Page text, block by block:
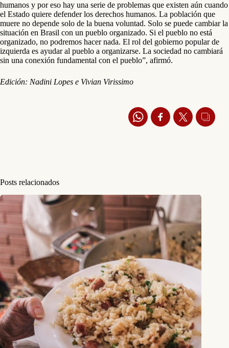
humanos y por eso hay una serie de problemas que existen aún cuando
el Estado quiere defender los derechos humanos. La población que
muere no depende solo de la buena voluntad. Solo se puede cambiar la
situación en Brasil con un pueblo organizado. Si el pueblo no está
organizado, no podremos hacer nada. El rol del gobierno popular de
izquierda es ayudar al pueblo a organizarse. La sociedad no cambiará
sin una conexión fundamental con el pueblo”, afirmó.
Edición: Nadini Lopes e Vivian Virissimo
Posts relacionados